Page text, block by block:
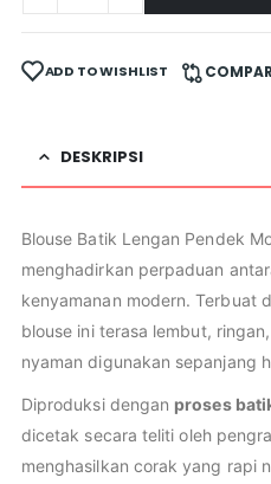
ADD TO WISHLIST
DESKRIPSI
Blouse Batik Lengan Pendek
menghadirkan perpaduan
kenyamanan modern. Terbuat
blouse ini terasa lembut,
nyaman digunakan sepanjang
Diproduksi dengan proses
dicetak secara teliti oleh
menghasilkan corak yang rapi